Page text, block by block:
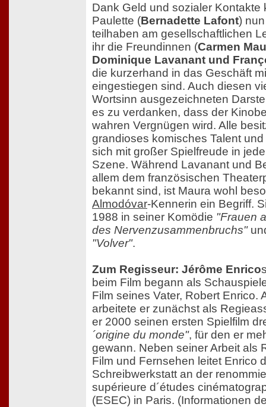
Dank Geld und sozialer Kontakte
Paulette (Bernadette Lafont)
teilhaben am gesellschaftlichen
ihr die Freundinnen (Carmen
Dominique Lavanant und
die kurzerhand in das Geschäft
eingestiegen sind. Auch diesen
Wortsinn ausgezeichneten
es zu verdanken, dass der
wahren Vergnügen wird. Alle
grandioses komisches Talent
sich mit großer Spielfreude in
Szene. Während Lavanant und
allem dem französischen
bekannt sind, ist Maura wohl
Almodóvar-Kennerin ein Begriff.
1988 in seiner Komödie "Frauen
des Nervenzusammenbruchs"
"Volver".
Zum Regisseur: Jérôme Enrico
beim Film begann als
Film seines Vater, Robert Enrico.
arbeitete er zunächst als
er 2000 seinen ersten Spielfilm
´origine du monde", für den er
gewann. Neben seiner Arbeit als
Film und Fernsehen leitet Enrico
Schreibwerkstatt an der
supérieure d´études
(ESEC) in Paris. (Informationen